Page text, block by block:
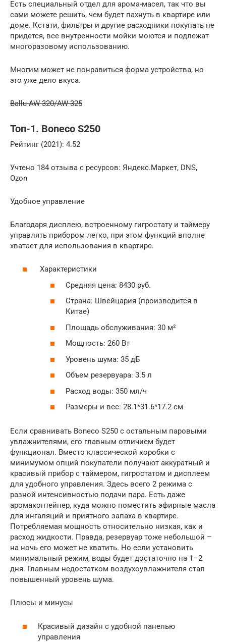
Есть специальный отдел для арома-масел, так что вы
сами можете решить, чем будет пахнуть в квартире или
доме. Кстати, фильтры и другие расходники покупать не
придется, все внутренности мойки моются и подлежат
многоразовому использованию.
Многим может не понравиться форма устройства, но
это уже дело вкуса.
Ballu AW-320/AW-325
Топ-1. Boneco S250
Рейтинг (2021): 4.52
Учтено 184 отзыва с ресурсов: Яндекс.Маркет, DNS,
Ozon
Удобное управление
Благодаря дисплею, встроенному гигростату и таймеру
управлять прибором легко, при этом функций вполне
хватает для использования в квартире.
Характеристики
Средняя цена: 8430 руб.
Страна: Швейцария (производится в
Китае)
Площадь обслуживания: 30 м²
Мощность: 260 Вт
Уровень шума: 35 дБ
Объем резервуара: 3.5 л
Расход воды: 350 мл/ч
Размеры и вес: 28.1*31.6*17.2 см
Если сравнивать Boneco S250 с остальным паровыми
увлажнителями, его главным отличием будет
функционал. Вместо классической коробки с
минимумом опций покупатели получают аккуратный и
красивый прибор с таймером, гигростатом и дисплеем
для удобного управления. Здесь всего 2 режима с
разной интенсивностью подачи пара. Есть даже
аромаконтейнер, куда можно поместить эфирные масла
для ингаляций и приятного запаха в квартире.
Потребляемая мощность относительно низкая, как и
расход жидкости. Правда, резервуар тоже небольшой –
на ночь его может не хватить. Но если установить
минимальный режим, воды будет достаточно на 1–2
дня. Главным недостатком воздухоувлажнителя стал
повышенный уровень шума.
Плюсы и минусы
Красивый дизайн с удобной панелью
управления